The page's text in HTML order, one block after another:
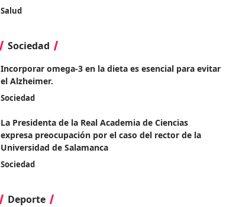
Salud
Sociedad
Incorporar omega-3 en la dieta es esencial para evitar
el Alzheimer.
Sociedad
La Presidenta de la Real Academia de Ciencias
expresa preocupación por el caso del rector de la
Universidad de Salamanca
Sociedad
Deporte